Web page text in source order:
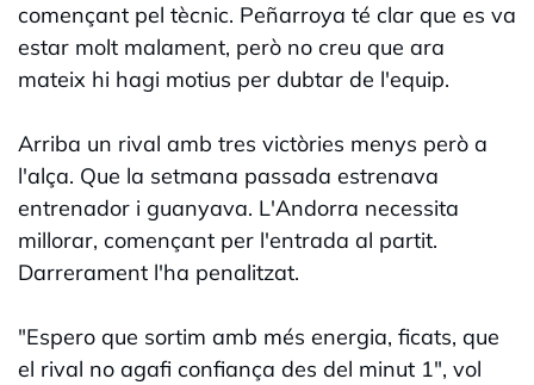
començant pel tècnic. Peñarroya té clar que es va
estar molt malament, però no creu que ara
mateix hi hagi motius per dubtar de l'equip.
Arriba un rival amb tres victòries menys però a
l'alça. Que la setmana passada estrenava
entrenador i guanyava. L'Andorra necessita
millorar, començant per l'entrada al partit.
Darrerament l'ha penalitzat.
"Espero que sortim amb més energia, ficats, que
el rival no agafi confiança des del minut 1", vol